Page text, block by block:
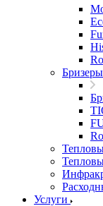
Бризеры
Услуги